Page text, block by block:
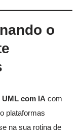
o
com IA com
plataformas
na sua rotina de